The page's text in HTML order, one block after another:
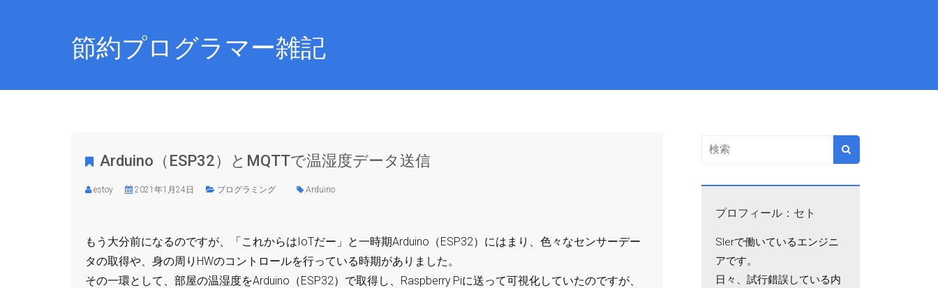
節約プログラマー雑記
Arduino（ESP32）とMQTTで温湿度データ送信
estoy 2021年1月24日 プログラミング Arduino
もう大分前になるのですが、「これからはIoTだー」と一時期Arduino（ESP32）にはまり、色々なセンサーデー
タの取得や、身の周りHWのコントロールを行っている時期がありました。
その一環として、部屋の温湿度をArduino（ESP32）で取得し、Raspberry Piに送って可視化していたのですが、
プロフィール：セト
SIerで働いているエンジニ
アです。
日々、試行錯誤している内